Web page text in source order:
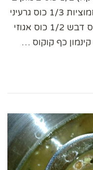
1/3 כוס גרעיני דלעת 1/2 כוס חמוציות 1/3 כוס גרעיני
חמנייה 1/2 כוס שקדים 3/4 כוס דבש 1/2 כוס אגוזי